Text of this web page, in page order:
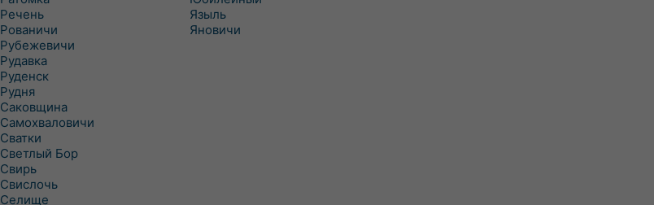
Речень
Рованичи
Рубежевичи
Рудавка
Руденск
Рудня
Саковщина
Самохваловичи
Сватки
Светлый Бор
Свирь
Свислочь
Селище
Языль
Яновичи